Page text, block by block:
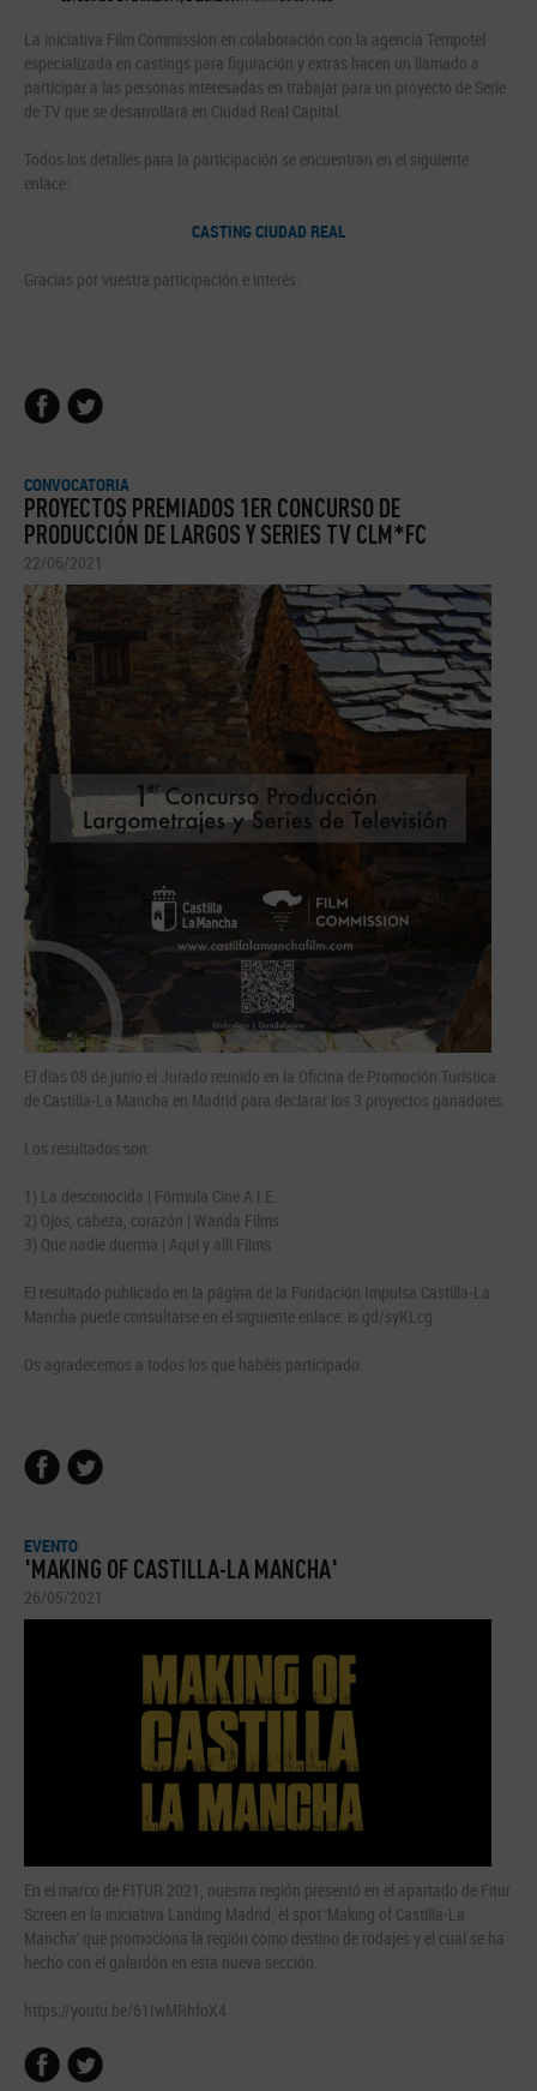
La iniciativa Film Commission en colaboración con la agencia Tempotel
especializada en castings para figuración y extras hacen un llamado a
participar a las personas interesadas en trabajar para un proyecto de Serie
de TV que se desarrollará en Ciudad Real Capital.
Todos los detalles para la participación se encuentran en el siguiente
enlace:
CASTING CIUDAD REAL
Gracias por vuestra participación e interés.
CONVOCATORIA
PROYECTOS PREMIADOS 1ER CONCURSO DE
PRODUCCIÓN DE LARGOS Y SERIES TV CLM*FC
22/06/2021
El días 08 de junio el Jurado reunido en la Oficina de Promoción Turística
de Castilla-La Mancha en Madrid para declarar los 3 proyectos ganadores.
Los resultados son:
1) La desconocida | Fórmula Cine A.I.E.
2) Ojos, cabeza, corazón | Wanda Films
3) Que nadie duerma | Aquí y allí Films
El resultado publicado en la página de la Fundación Impulsa Castilla-La
Mancha puede consultarse en el siguiente enlace: is.gd/syKLcg
Os agradecemos a todos los que habéis participado.
EVENTO
'MAKING OF CASTILLA-LA MANCHA'
26/05/2021
En el marco de FITUR 2021, nuestra región presentó en el apartado de Fitur
Screen en la iniciativa Landing Madrid, el spot 'Making of Castilla-La
Mancha' que promociona la región como destino de rodajes y el cual se ha
hecho con el galardón en esta nueva sección.
https://youtu.be/61IwMRhfoX4